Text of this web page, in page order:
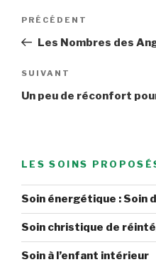
Navigation
l’article
Article
précédent
PRÉCÉDENT
Les Nombres des
Article
suivant
SUIVANT
Un peu de réconfort
LES SOINS
Soin énergétique : Soin
Soin christique de
Soin à l’enfant intérieur